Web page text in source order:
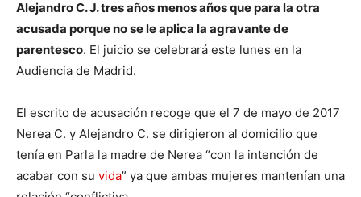
Alejandro C. J. tres años menos años que para la otra
acusada porque no se le aplica la agravante de
parentesco. El juicio se celebrará este lunes en la
Audiencia de Madrid.
El escrito de acusación recoge que el 7 de mayo de 2017
Nerea C. y Alejandro C. se dirigieron al domicilio que
tenía en Parla la madre de Nerea “con la intención de
acabar con su vida” ya que ambas mujeres mantenían una